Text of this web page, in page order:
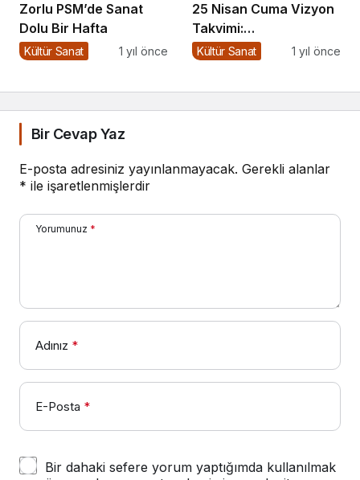
Zorlu PSM’de Sanat
Dolu Bir Hafta
Kültür Sanat 1 yıl önce
25 Nisan Cuma Vizyon
Takvimi:
Sinemaseverleri
Kültür Sanat 1 yıl önce
Bir Cevap Yaz
E-posta adresiniz yayınlanmayacak. Gerekli alanlar
* ile işaretlenmişlerdir
Yorumunuz *
Adınız *
E-Posta *
Bir dahaki sefere yorum yaptığımda kullanılmak